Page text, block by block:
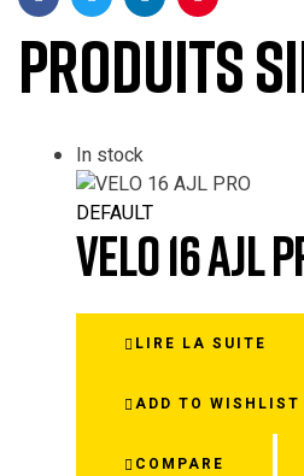
FacebookTwitterLinkedinPinterest
Produits
In stock
DEFAULT
VELO 16 AJL
LIRE LA SUITE
ADD TO WISHLIST
COMPARE